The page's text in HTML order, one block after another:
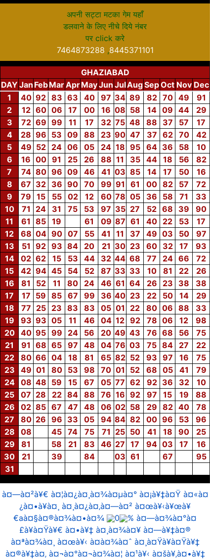
अपनी सट्टा मटका गेम यहाँ
डलवाने के लिए नीचे दिये नंबर
पर click करे
7464873288 ,8445371101
GHAZIABAD
DAY Jan FebMarAprMayJun JulAugSepOct Nov Dec
1
40 92 83 63 40 97 34 89 82 70 49
91
2
12 60 06 17 00 16 08 58 14 09 44
29
3
72 69 99 11 17 32 75 48 88 37 57
17
4
28 96 53 09 88 23 90 47 37 62 70
42
5
49 52 24 06 05 24 18 95 64 36 58
10
6
16 00 91 25 26 88 11 35 44 18 56
82
7
74 80 96 09 46 41 03 85 14 17 50
16
8
67 32 36 90 70 99 91 61 00 82 57
72
9
79 15 55 02 12 60 78 05 36 58 71
33
10
71 24 31 75 53 97 35 27 52 68 39
90
11
61 85 19 61 09 87 61 40 22 53
17
12
68 04 90 07 55 41 11 37 49 03 50
97
13
51 92 93 84 20 21 30 23 60 32 17
93
14
02 62 15 53 44 32 44 68 77 24 66
72
15
42 94 45 54 52 87 33 33 10 81 22
26
16
81 52 11 80 24 46 61 64 26 23 38
38
17
17 59 85 67 99 36 40 23 22 50 14
29
18
77 25 23 83 83 05 01 22 80 06 88
33
19
93 93 05 11 46 04 12 92 78 06 12
98
20
40 95 99 24 56 20 49 43 76 68 56
75
21
91 68 65 97 48 04 76 03 75 84 27
22
22
80 66 04 18 81 65 82 52 93 97 16
75
23
49 01 80 53 98 70 01 52 68 05 41
79
24
08 48 59 15 67 05 77 62 92 36 32
10
25
07 28 22 84 88 76 16 92 97 15 19
88
26
02 85 67 47 48 06 02 58 29 82 40
78
27
80 26 96 33 05 94 84 82 00 96 53
96
28
08 45 74 75 71 25 50 41 18 90
25
29
81 58 21 83 46 27 17 94 03 17
16
30
21 39 84 03 61 67
95
31
à¤—à¤²à¥€ à¤¦à¤¿à¤¸à¤¾à¤µà¤° à¤¡à¥‡à¤Ÿ à¤«à¤
¿à¤•à¥à¤¸ à¤¸à¤¿à¤‚à¤—à¤² à¤œà¥‹à¥œà¥
€aà¤§à¤®à¤¾à¤•à¤¾
0
% à¤—à¤¾à¤°à¤
£à¥à¤Ÿà¥€ à¤•à¥‡ à¤¸à¤¾à¤¥ à¤—à¥‡à¤®
à¤ªà¤¾à¤¸ à¤œà¥‹ à¤­à¤¾à¤ˆ à¤¸à¤Ÿà¥à¤Ÿà¥‡
à¤®à¥‡à¤‚ à¤¬à¤°à¤¬à¤¾à¤¦ à¤¹à¥‹ à¤šà¥‚à¤•à¥‡